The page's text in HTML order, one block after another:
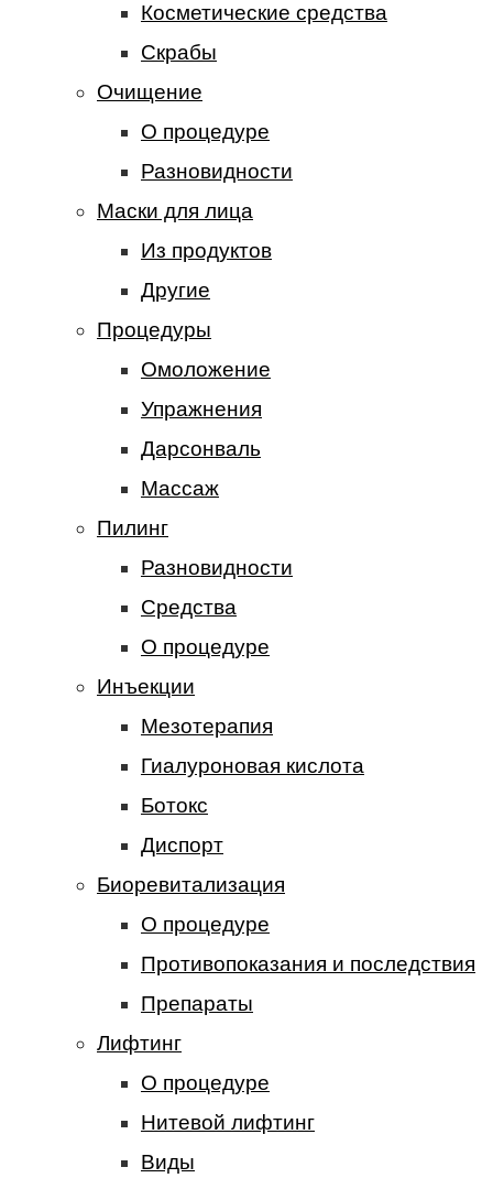
Косметические средства
Скрабы
Очищение
О процедуре
Разновидности
Маски для лица
Из продуктов
Другие
Процедуры
Омоложение
Упражнения
Дарсонваль
Массаж
Пилинг
Разновидности
Средства
О процедуре
Инъекции
Мезотерапия
Гиалуроновая кислота
Ботокс
Диспорт
Биоревитализация
О процедуре
Противопоказания и последствия
Препараты
Лифтинг
О процедуре
Нитевой лифтинг
Виды